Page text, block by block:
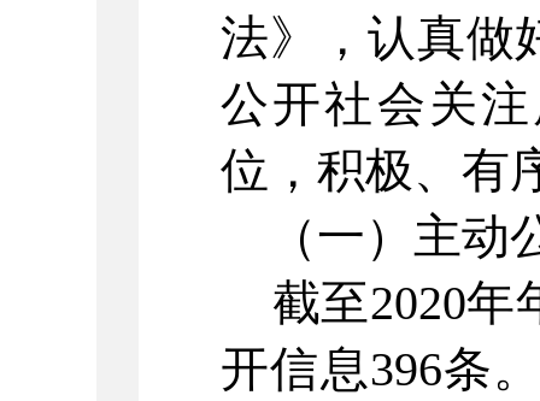
法》，认真做
公开社会关
位，积极、有
（一）主动
截至2020年
开信息396条